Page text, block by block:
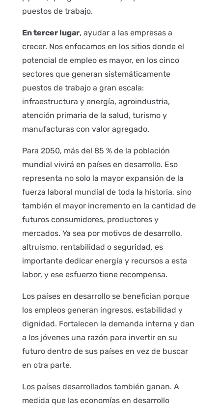
puestos de trabajo.
En tercer lugar, ayudar a las empresas a
crecer. Nos enfocamos en los sitios donde el
potencial de empleo es mayor, en los cinco
sectores que generan sistemáticamente
puestos de trabajo a gran escala:
infraestructura y energía, agroindustria,
atención primaria de la salud, turismo y
manufacturas con valor agregado.
Para 2050, más del 85 % de la población
mundial vivirá en países en desarrollo. Eso
representa no solo la mayor expansión de la
fuerza laboral mundial de toda la historia, sino
también el mayor incremento en la cantidad de
futuros consumidores, productores y
mercados. Ya sea por motivos de desarrollo,
altruismo, rentabilidad o seguridad, es
importante dedicar energía y recursos a esta
labor, y ese esfuerzo tiene recompensa.
Los países en desarrollo se benefician porque
los empleos generan ingresos, estabilidad y
dignidad. Fortalecen la demanda interna y dan
a los jóvenes una razón para invertir en su
futuro dentro de sus países en vez de buscar
en otra parte.
Los países desarrollados también ganan. A
medida que las economías en desarrollo